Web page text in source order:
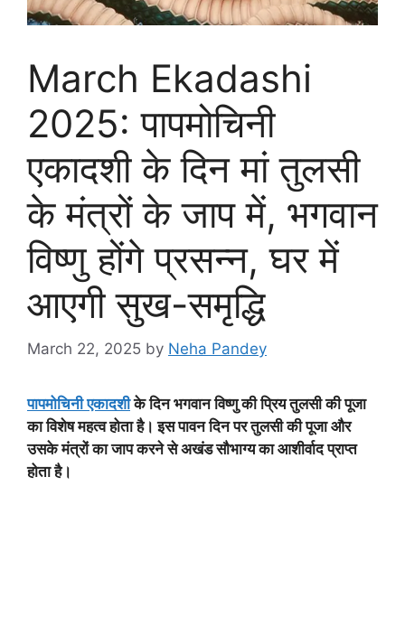
March Ekadashi
2025: पापमोचिनी
एकादशी के दिन मां तुलसी
के मंत्रों के जाप में, भगवान
विष्णु होंगे प्रसन्न, घर में
आएगी सुख-समृद्धि
March 22, 2025 by Neha Pandey
पापमोचिनी एकादशीके दिन भगवान विष्णु की प्रिय तुलसी की पूजा
का विशेष महत्व होता है। इस पावन दिन पर तुलसी की पूजा और
उसके मंत्रों का जाप करने से अखंड सौभाग्य का आशीर्वाद प्राप्त
होता है।